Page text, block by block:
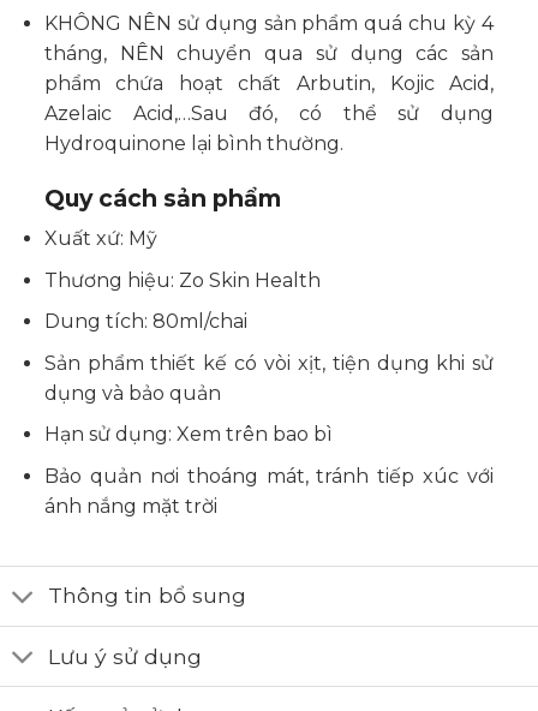
KHÔNG NÊN sử dụng sản phẩm quá chu kỳ 4
tháng, NÊN chuyển qua sử dụng các sản
phẩm chứa hoạt chất Arbutin, Kojic Acid,
Azelaic Acid,…Sau đó, có thể sử dụng
Hydroquinone lại bình thường.
Quy cách sản phẩm
Xuất xứ: Mỹ
Thương hiệu: Zo Skin Health
Dung tích: 80ml/chai
Sản phẩm thiết kế có vòi xịt, tiện dụng khi sử
dụng và bảo quản
Hạn sử dụng: Xem trên bao bì
Bảo quản nơi thoáng mát, tránh tiếp xúc với
ánh nắng mặt trời
Thông tin bổ sung
Lưu ý sử dụng